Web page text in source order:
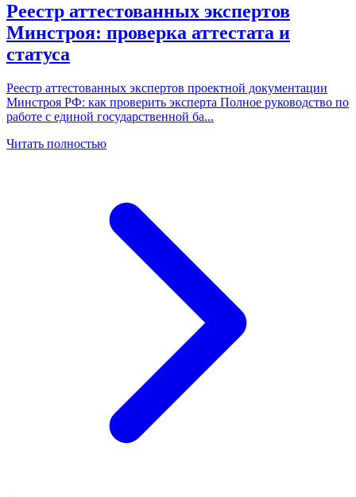
Реестр аттестованных экспертов
Минстроя: проверка аттестата и
статуса
Реестр аттестованных экспертов проектной документации
Минстроя РФ: как проверить эксперта Полное руководство по
работе с единой государственной ба...
Читать полностью